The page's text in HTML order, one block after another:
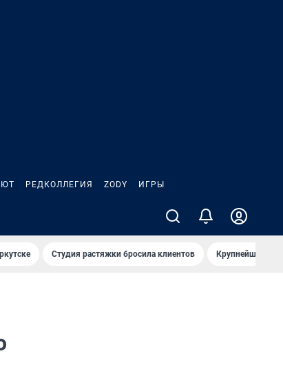
РЕДКОЛЛЕГИЯ ZODY ИГРЫ
Студия растяжки бросила клиентов Крупнейшие